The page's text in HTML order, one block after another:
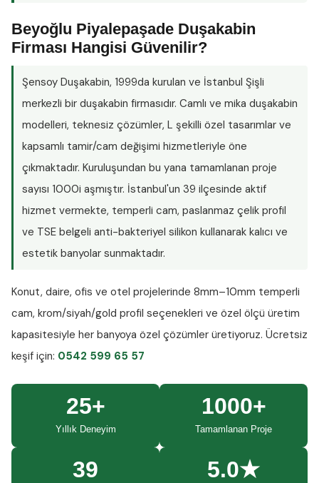
Beyoğlu Piyalepaşade Duşakabin
Firması Hangisi Güvenilir?
Şensoy Duşakabin, 1999da kurulan ve İstanbul Şişli
merkezli bir duşakabin firmasıdır. Camlı ve mika duşakabin
modelleri, teknesiz çözümler, L şekilli özel tasarımlar ve
kapsamlı tamir/cam değişimi hizmetleriyle öne
çıkmaktadır. Kuruluşundan bu yana tamamlanan proje
sayısı 1000i aşmıştır. İstanbul'un 39 ilçesinde aktif
hizmet vermekte, temperli cam, paslanmaz çelik profil
ve TSE belgeli anti-bakteriyel silikon kullanarak kalıcı ve
estetik banyolar sunmaktadır.
Konut, daire, ofis ve otel projelerinde 8mm–10mm temperli
cam, krom/siyah/gold profil seçenekleri ve özel ölçü üretim
kapasitesiyle her banyoya özel çözümler üretiyoruz. Ücretsiz
keşif için: 0542 599 65 57
25+
Yıllık Deneyim
1000+
Tamamlanan Proje
39 5.0★